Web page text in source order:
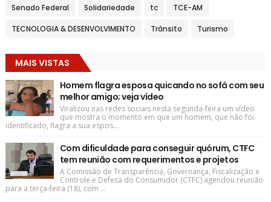
Senado Federal Solidariedade tc TCE-AM
TECNOLOGIA & DESENVOLVIMENTO Trânsito Turismo
MAIS VISTAS
Homem flagra esposa quicando no sofá com seu
melhor amigo; veja vídeo
Viralizou nas redes sociais nesta segunda-feira um vídeo
que mostra o momento em que um homem, que não foi
identificado, flagra a sua espos...
Com dificuldade para conseguir quórum, CTFC
tem reunião com requerimentos e projetos
A Comissão de Transparência, Governança, Fiscalização e
Controle e Defesa do Consumidor (CTFC) agendou reunião
para a terça-feira (18), com ...